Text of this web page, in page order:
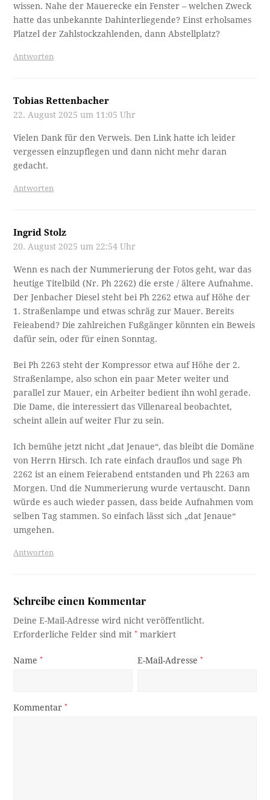
wissen. Nahe der Mauerecke ein Fenster – welchen Zweck
hatte das unbekannte Dahinterliegende? Einst erholsames
Platzel der Zahlstockzahlenden, dann Abstellplatz?
Antworten
Tobias Rettenbacher
22. August 2025 um 11:05 Uhr
Vielen Dank für den Verweis. Den Link hatte ich leider
vergessen einzupflegen und dann nicht mehr daran
gedacht.
Antworten
Ingrid Stolz
20. August 2025 um 22:54 Uhr
Wenn es nach der Nummerierung der Fotos geht, war das
heutige Titelbild (Nr. Ph 2262) die erste / ältere Aufnahme.
Der Jenbacher Diesel steht bei Ph 2262 etwa auf Höhe der
1. Straßenlampe und etwas schräg zur Mauer. Bereits
Feieabend? Die zahlreichen Fußgänger könnten ein Beweis
dafür sein, oder für einen Sonntag.
Bei Ph 2263 steht der Kompressor etwa auf Höhe der 2.
Straßenlampe, also schon ein paar Meter weiter und
parallel zur Mauer, ein Arbeiter bedient ihn wohl gerade.
Die Dame, die interessiert das Villenareal beobachtet,
scheint allein auf weiter Flur zu sein.
Ich bemühe jetzt nicht „dat Jenaue“, das bleibt die Domäne
von Herrn Hirsch. Ich rate einfach drauflos und sage Ph
2262 ist an einem Feierabend entstanden und Ph 2263 am
Morgen. Und die Nummerierung wurde vertauscht. Dann
würde es auch wieder passen, dass beide Aufnahmen vom
selben Tag stammen. So einfach lässt sich „dat Jenaue“
umgehen.
Antworten
Schreibe einen Kommentar
Deine E-Mail-Adresse wird nicht veröffentlicht.
Erforderliche Felder sind mit* markiert
Name* E-Mail-Adresse*
Kommentar*